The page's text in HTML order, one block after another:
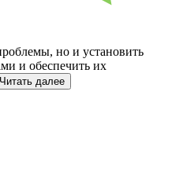
но и установить
и обеспечить их
Читать далее